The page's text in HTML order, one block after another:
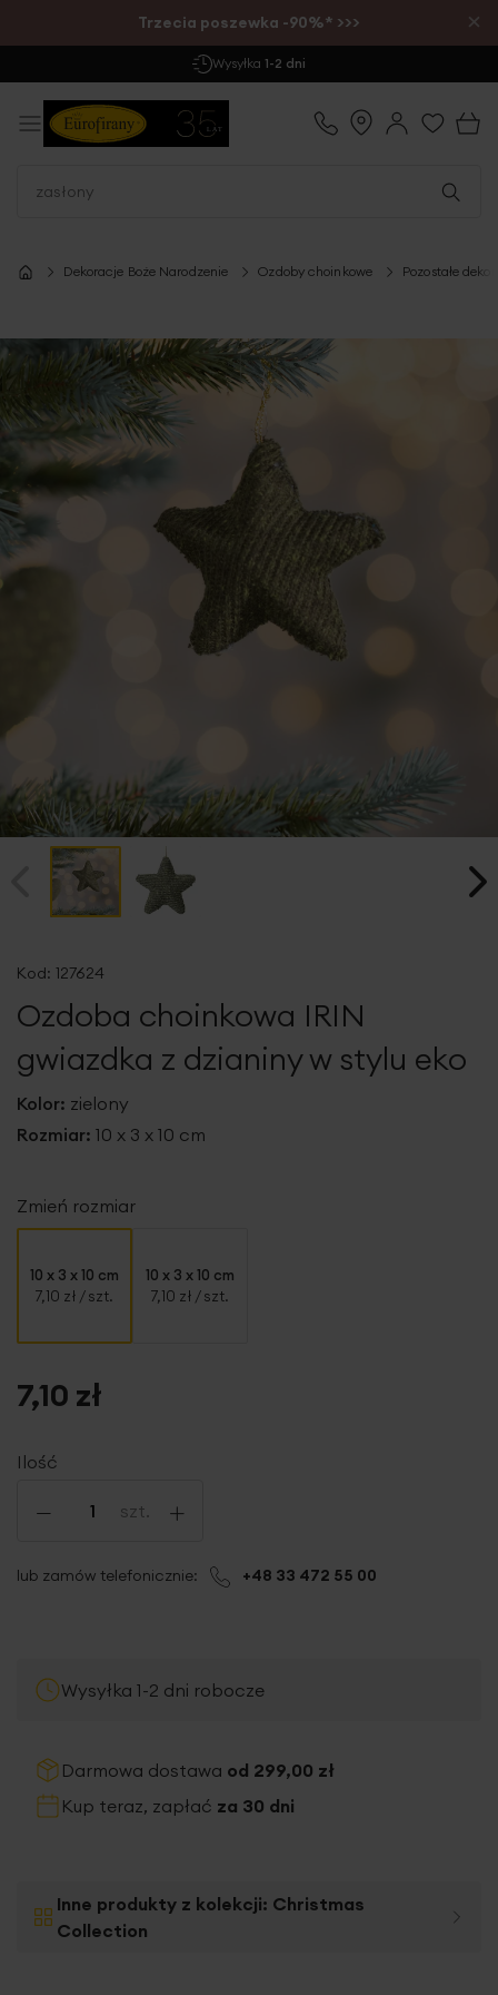
Trzecia poszewka -90%* >>> ×
Darmowa Dostawajuż od 299 zł
Dekoracje Boże Narodzenie Ozdoby choinkowe Pozostałe
Przejdź
galerii
początek
galerii
Kod: 127624
Ozdoba choinkowa IRIN
gwiazdka z dzianiny w stylu eko
Kolor: zielony
Rozmiar: 10 x 3 x 10 cm
Zmień rozmiar
10 x 3 x 10 cm
7,10 zł / szt.
10 x 3 x 10 cm
7,10 zł / szt.
Ilość
- szt. +
7,10 zł
lub zamów telefonicznie: +48 33 472 55 00
Wysyłka 1-2 dni robocze
Darmowa dostawa od 299,00 zł
Kup teraz, zapłać za 30 dni
Inne produkty z kolekcji: Christmas
Collection